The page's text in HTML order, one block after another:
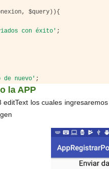
, $query )){
con éxito' ;
nuevo' ;
la APP
los cuales